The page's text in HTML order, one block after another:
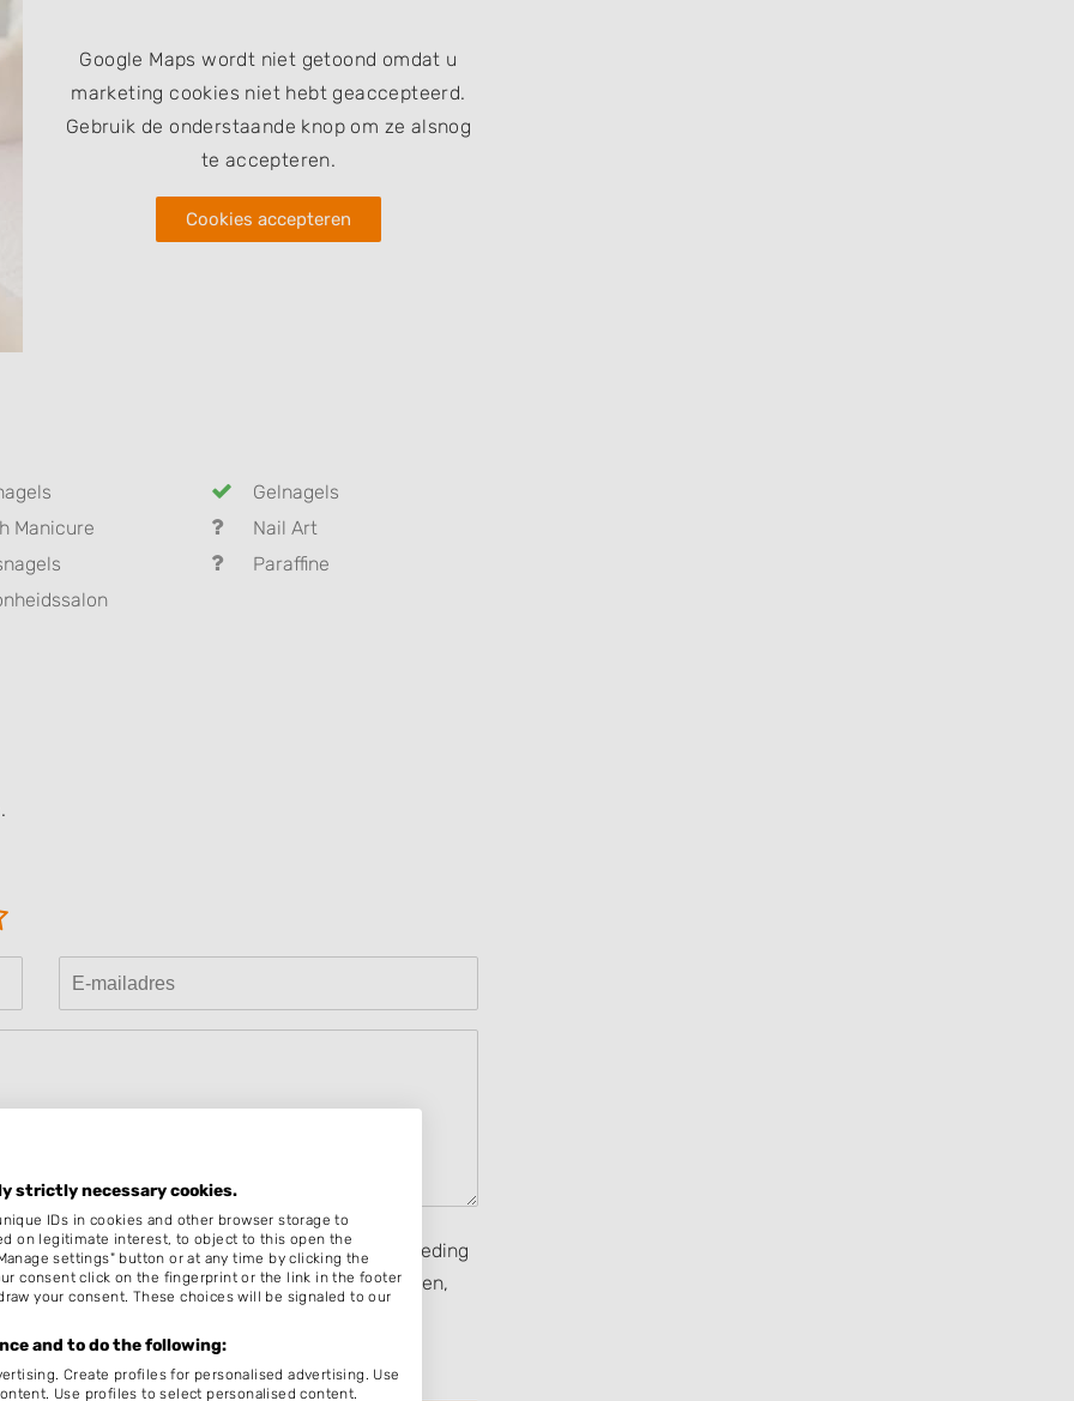
Google Maps wordt niet getoond omdat u
marketing cookies niet hebt geaccepteerd.
Gebruik de onderstaande knop om ze alsnog
te accepteren.
Cookies accepteren
Gelnagels
Manicure
Nail Art
Paraffine
op mijn eigen ervaring en ik heb geen vergoeding
heb ontvangen van een persoon dan wel derden,
van een beoordeling zijn de
toepassing.
strictly necessary cookies.
IDs in cookies and other browser storage to
on legitimate interest, to object to this open the
settings" button or at any time by clicking the
consent click on the fingerprint or the link in the footer
your consent. These choices will be signaled to our
and to do the following:
Create profiles for personalised advertising. Use
Use profiles to select personalised content.